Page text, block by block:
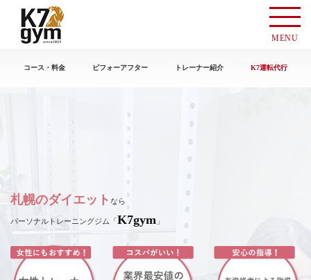
MENU
コース・料金 ビフォーアフター トレーナー紹介 K7運転代行
札幌のダイエット なら
パーソナルトレーニングジム「K7gym 」